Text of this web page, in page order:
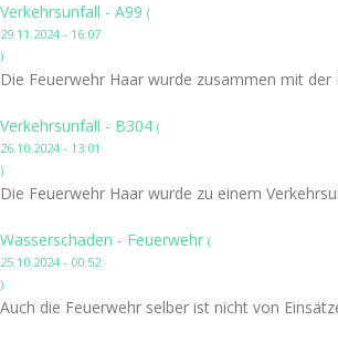
Verkehrsunfall - A99 (
29.11.2024 - 16:07
)
Die Feuerwehr Haar wurde zusammen mit
Verkehrsunfall - B304 (
26.10.2024 - 13:01
)
Die Feuerwehr Haar wurde zu einem
Wasserschaden - Feuerwehr (
25.10.2024 - 00:52
)
Auch die Feuerwehr selber ist nicht von